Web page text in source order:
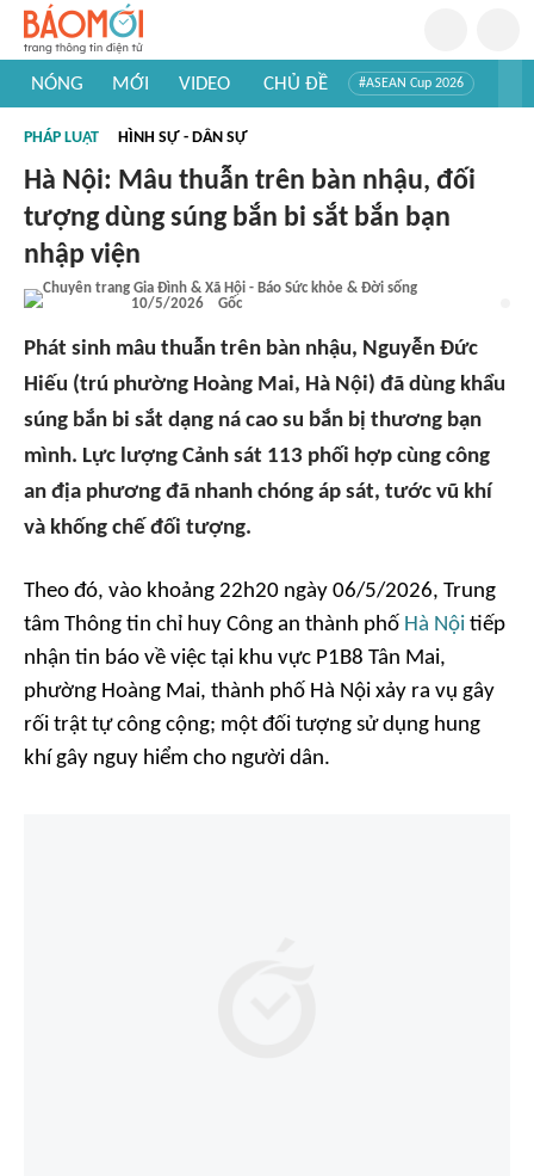
NÓNG MỚI VIDEO CHỦ ĐỀ #ASEAN Cup 2026
#Khám phá thế giới
PHÁP LUẬT HÌNH SỰ - DÂN SỰ
Hà Nội: Mâu thuẫn trên bàn nhậu, đối
tượng dùng súng bắn bi sắt bắn bạn
nhập viện
10/5/2026 Gốc
Phát sinh mâu thuẫn trên bàn nhậu, Nguyễn Đức
Hiếu (trú phường Hoàng Mai, Hà Nội) đã dùng khẩu
súng bắn bi sắt dạng ná cao su bắn bị thương bạn
mình. Lực lượng Cảnh sát 113 phối hợp cùng công
an địa phương đã nhanh chóng áp sát, tước vũ khí
và khống chế đối tượng.
Theo đó, vào khoảng 22h20 ngày 06/5/2026, Trung
tâm Thông tin chỉ huy Công an thành phố Hà Nội tiếp
nhận tin báo về việc tại khu vực P1B8 Tân Mai,
phường Hoàng Mai, thành phố Hà Nội xảy ra vụ gây
rối trật tự công cộng; một đối tượng sử dụng hung
khí gây nguy hiểm cho người dân.